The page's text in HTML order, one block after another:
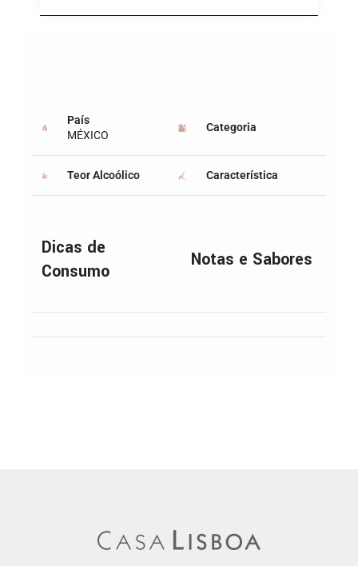
País
MÉXICO
Categoria
Teor Alcoólico Característica
Dicas de
Consumo
Notas e Sabores